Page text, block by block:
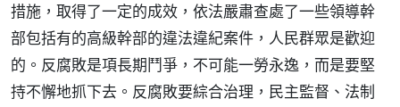
措施，取得了一定的成效，依法嚴肅查處了一些領導幹
部包括有的高級幹部的違法違紀案件，人民群眾是歡迎
的。反腐敗是項長期鬥爭，不可能一勞永逸，而是要堅
持不懈地抓下去。反腐敗要綜合治理，民主監督、法制